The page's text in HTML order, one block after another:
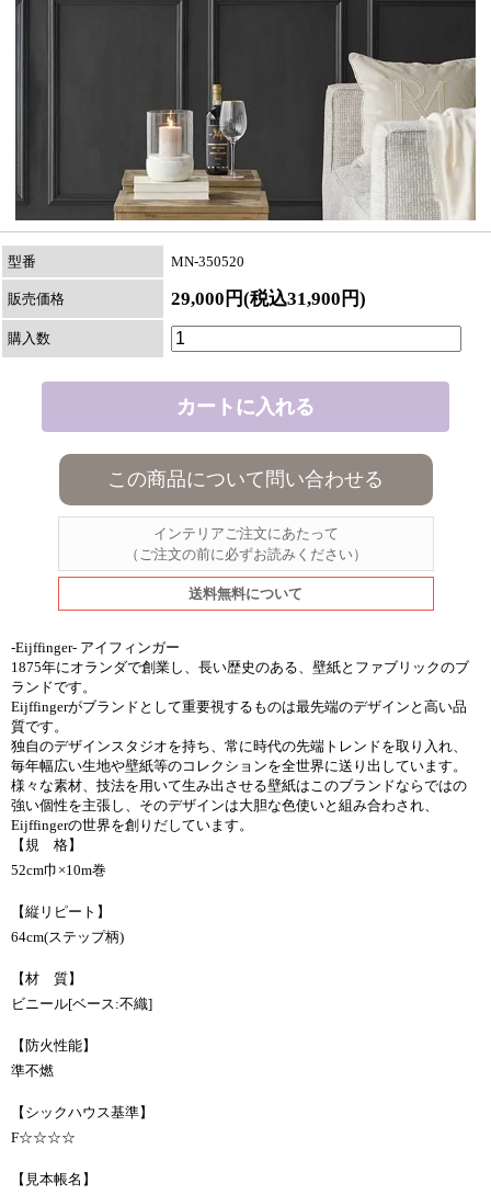
型番 MN-350520
販売価格 29,000円(税込31,900円)
購入数
この商品について問い合わせる
インテリアご注文にあたって
（ご注文の前に必ずお読みください）
送料無料について
-Eijffinger- アイフィンガー
1875年にオランダで創業し、長い歴史のある、壁紙とファブリックのブ
ランドです。
Eijffingerがブランドとして重要視するものは最先端のデザインと高い品
質です。
独自のデザインスタジオを持ち、常に時代の先端トレンドを取り入れ、
毎年幅広い生地や壁紙等のコレクションを全世界に送り出しています。
様々な素材、技法を用いて生み出させる壁紙はこのブランドならではの
強い個性を主張し、そのデザインは大胆な色使いと組み合わされ、
Eijffingerの世界を創りだしています。
【規 格】
52cm巾×10m巻
【縦リピート】
64cm(ステップ柄)
【材 質】
ビニール[ベース:不織]
【防火性能】
準不燃
【シックハウス基準】
F☆☆☆☆
【見本帳名】